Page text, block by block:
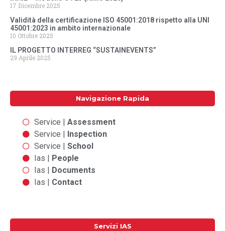
17 Dicembre 2025
Validità della certificazione ISO 45001:2018 rispetto alla UNI
45001:2023 in ambito internazionale
10 Ottobre 2025
IL PROGETTO INTERREG “SUSTAINEVENTS”
29 Aprile 2025
Navigazione Rapida
Service | Assessment
Service |
Inspection
Service | School
Ias |
People
Ias |
Documents
Ias | Contact
Servizi IAS